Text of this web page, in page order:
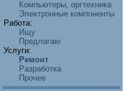
Компьютеры, оргтехника
Электронные компоненты
Работа:
Ищу
Предлагаю
Услуги:
Ремонт
Разработка
Прочее